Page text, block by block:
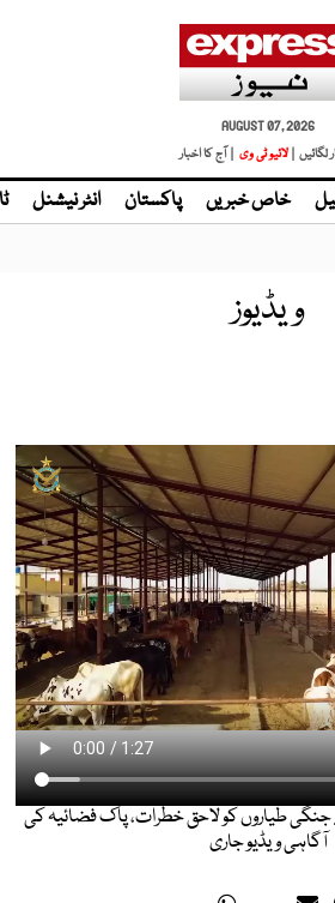
AUGUST 07, 2026
لگائیں | لائیو ٹی وی | آج کا اخبار
خاص خبریں پاکستان انٹر نیشنل
ویڈیوز
طیاروں کو لاحق خطرات، پاک فضائیہ کی
آگاہی ویڈیو جاری